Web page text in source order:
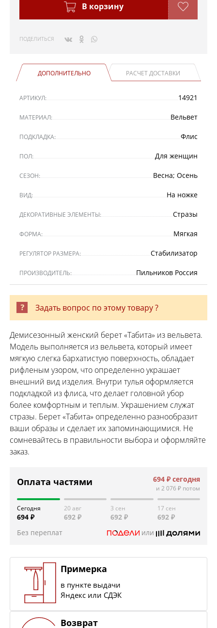
В корзину
ПОДЕЛИТЬСЯ
ДОПОЛНИТЕЛЬНО РАСЧЕТ ДОСТАВКИ
АРТИКУЛ: 14921
МАТЕРИАЛ: Вельвет
ПОДКЛАДКА: Флис
ПОЛ: Для женщин
СЕЗОН: Весна; Осень
ВИД: На ножке
ДЕКОРАТИВНЫЕ ЭЛЕМЕНТЫ: Стразы
ФОРМА: Мягкая
РЕГУЛЯТОР РАЗМЕРА: Стабилизатор
ПРОИЗВОДИТЕЛЬ: Пильников Россия
Задать вопрос по этому товару ?
Демисезонный женский берет «Табита» из вельвета.
Модель выполняется из вельвета, который имеет
мягкую слегка бархатистую поверхность, обладает
рифленым узором, что определенно украшает
внешний вид изделия. Внутри тулья оформляется
подкладкой из флиса, что делает головной убор
более комфортным и теплым. Украшением служат
стразы. Берет «Табита» определенно разнообразит
ваши образы и сделает их запоминающимися. Не
сомневайтесь в правильности выбора и оформляйте
заказ.
Оплата частями 694 ₽ сегодня
и 2 076 ₽ потом
Сегодня
694 ₽
20 авг
692 ₽
3 сен
692 ₽
17 сен
692 ₽
Без переплат
или
Примерка
в пункте выдачи
Яндекс или СДЭК
Возврат